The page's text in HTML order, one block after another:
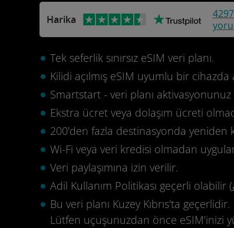
Harika
Tek seferlik sınırsız eSIM veri planı.
Kilidi açılmış eSIM uyumlu bir
Smartstart - veri planı aktivasyonunuz
Ekstra ücret veya dolaşım ücreti
200'den fazla destinasyonda yeniden
Wi-Fi veya veri kredisi olmadan
Veri paylaşımına izin verilir.
Adil Kullanım Politikası geçerli olabilir (
Bu veri planı Kuzey Kıbrıs'ta geçerlidir.
Lütfen uçuşunuzdan önce eSIM’inizi